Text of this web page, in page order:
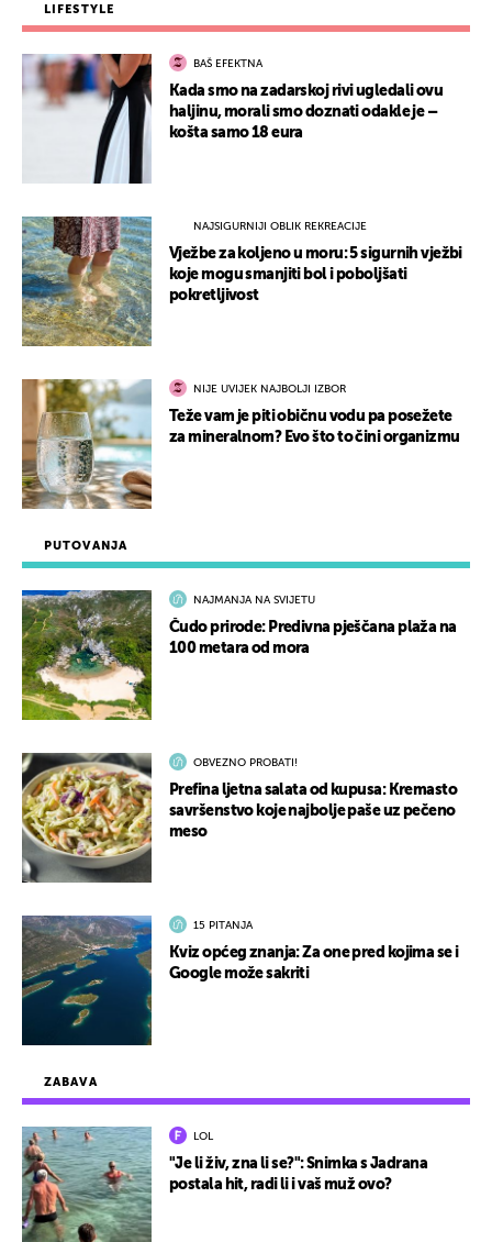
ZABAVA
LOL
"Je li živ, zna li se?": Snimka s Jadrana
postala hit, radi li i vaš muž ovo?
PUTOVANJA
NAJMANJA NA SVIJETU
Čudo prirode: Predivna pješčana plaža na
100 metara od mora
OBVEZNO PROBATI!
Prefina ljetna salata od kupusa: Kremasto
savršenstvo koje najbolje paše uz pečeno
meso
15 PITANJA
Kviz općeg znanja: Za one pred kojima se i
Google može sakriti
LIFESTYLE
BAŠ EFEKTNA
Kada smo na zadarskoj rivi ugledali ovu
haljinu, morali smo doznati odakle je –
košta samo 18 eura
NAJSIGURNIJI OBLIK REKREACIJE
Vježbe za koljeno u moru: 5 sigurnih vježbi
koje mogu smanjiti bol i poboljšati
pokretljivost
NIJE UVIJEK NAJBOLJI IZBOR
Teže vam je piti običnu vodu pa posežete
za mineralnom? Evo što to čini organizmu